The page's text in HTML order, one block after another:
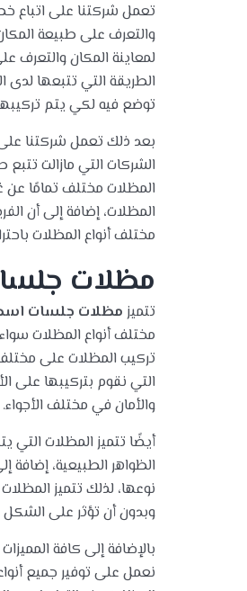
تعمل شركتنا على اتباع
والتعرف على طبيعة
لمعاينة المكان
الطريقة التي تتبعها لدى
توضع فيه لكي يتم
بعد ذلك تعمل شركتنا على
الشركات التي مازالت
المظلات مختلف تمامًا عن
المظلات، إضافة إلى أن
مختلف أنواع المظلات
مظلات
تتميز مظلات جلسات
مختلف أنواع المظلات
تركيب المظلات على
التي نقوم بتركيبها على
والأمان في مختلف الأجواء.
أيضًا تتميز المظلات التي
الظواهر الطبيعية،
نوعها، لذلك تتميز
وبدون أن تؤثر على الشكل
بالإضافة إلى كافة
نعمل على توفير جميع